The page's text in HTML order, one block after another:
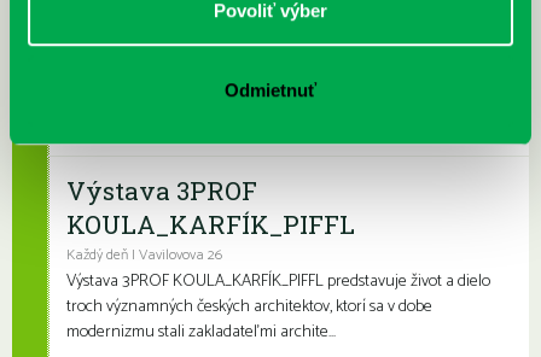
Povoliť výber
Odmietnuť
dotyk architektúry
Každý deň
Leto je konečne tu a my sme pre vás namiešali pestrý letný
program, ktorý zaženie akúkoľvek nudu. Či už hľadáte zábavu
Výstava 3PROF
KOULA_KARFÍK_PIFFL
Každý deň | Vavilovova 26
Výstava 3PROF KOULA_KARFÍK_PIFFL predstavuje život a dielo
troch významných českých architektov, ktorí sa v dobe
modernizmu stali zakladateľmi archite...